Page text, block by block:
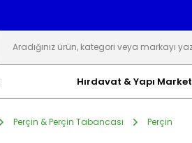
Hırdavat & Yapı Market
Perçin & Perçin Tabancası Perçin